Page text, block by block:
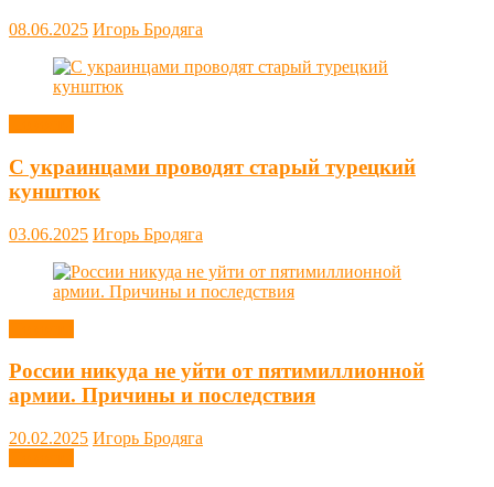
08.06.2025 Игорь Бродяга
С украинцами проводят старый турецкий
кунштюк
03.06.2025 Игорь Бродяга
России никуда не уйти от пятимиллионной
армии. Причины и последствия
20.02.2025 Игорь Бродяга